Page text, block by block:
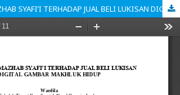
PERSPEKTIF MAZHAB SYAFI’I TERHADAP JUAL BELI LUKISAN DIGITAL GAMBAR MAKHLUK HIDUP